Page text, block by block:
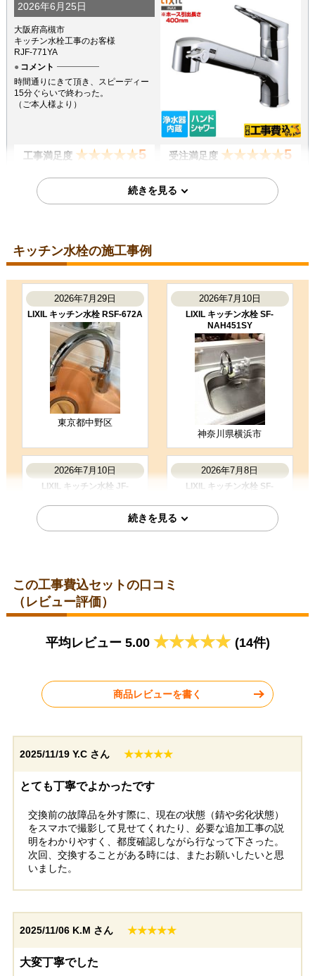
2026年6月25日
大阪府高槻市
キッチン水栓工事のお客様
RJF-771YA
コメント
時間通りにきて頂き、スピーディー
15分ぐらいで終わった。
（ご本人様より）
工事満足度 ★★★★★5 受注満足度 ★★★★★5
購入の決め手
価格が安かった 工事に安心感を感じた
東京都杉並区
RJF-771YA
コメント
予定時間ぴったりだったことが良か
（ご本人様より）
工事満足度 ★★★★☆ 受注満足度 ★★★☆☆
購入の決め手
お客様の声をもっと見る
キッチン水栓の施工事例
2026年7月29日
LIXIL キッチン水栓 RSF-672A
東京都中野区
2026年7月10日
LIXIL キッチン水栓 SF-
NAH451SY
神奈川県横浜市
2026年7月10日
LIXIL キッチン水栓 JF-
千葉県千葉市
2026年7月8日
LIXIL キッチン水栓 SF-
2026年7月1日
福岡県糸島市
2026年5月26日
工事実績をもっと見る
この工事費込セットの口コミ
（レビュー評価）
平均レビュー 5.00 (14件)
商品レビューを書く
2025/11/19 Y.C さん ★★★★★
とても丁寧でよかったです
交換前の故障品を外す際に、現在の状態（錆や劣化状態）
をスマホで撮影して見せてくれたり、必要な追加工事の説
明をわかりやすく、都度確認しながら行なって下さった。
次回、交換することがある時には、またお願いしたいと思
いました。
2025/11/06 K.M さん ★★★★★
大変丁寧でした